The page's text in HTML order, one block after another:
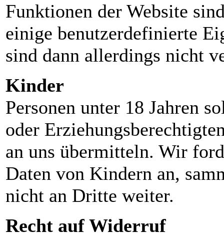
Funktionen der Website
einige benutzerdefinierte
sind dann allerdings nicht
Kinder
Personen unter 18 Jahren
oder
an uns übermitteln. Wir
Daten von Kindern an,
nicht an Dritte weiter.
Recht auf Widerruf